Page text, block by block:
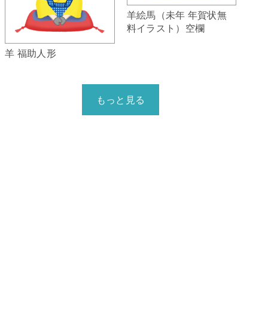
羊 福助人形
羊絵馬（未年 年賀状無
料イラスト）空欄
もっと見る